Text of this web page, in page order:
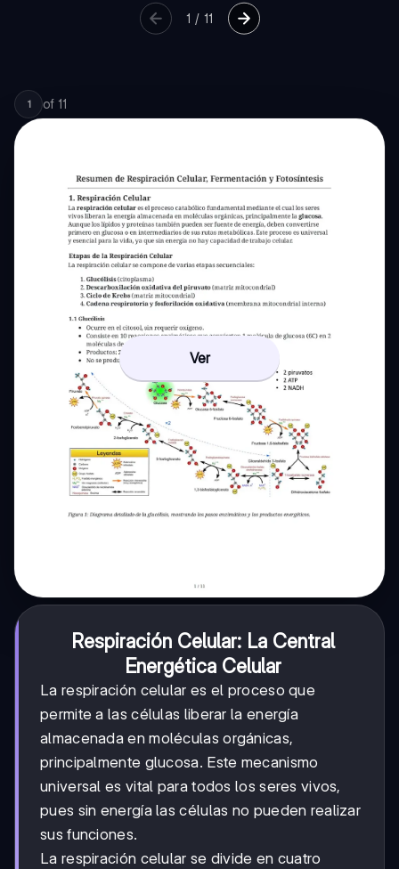
1 / 11
1 of 11
Ver
Respiración Celular: La Central
Energética Celular
La respiración celular es el proceso que
permite a las células liberar la energía
almacenada en moléculas orgánicas,
principalmente glucosa. Este mecanismo
universal es vital para todos los seres vivos,
pues sin energía las células no pueden realizar
sus funciones.
La respiración celular se divide en cuatro